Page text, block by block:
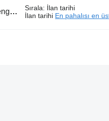
Sırala: İlan tarihi
İlan tarihi En pahalısı en